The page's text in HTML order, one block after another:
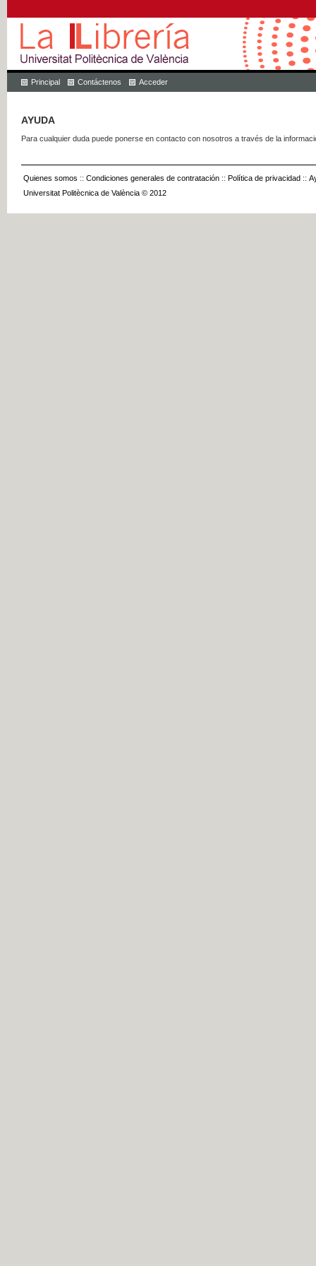
Principal Contáctenos Acceder
AYUDA
Para cualquier duda puede ponerse en contacto con nosotros a través de la
Quienes somos :: Condiciones generales de contratación :: Política de privacidad ::
Universitat Politècnica de València © 2012